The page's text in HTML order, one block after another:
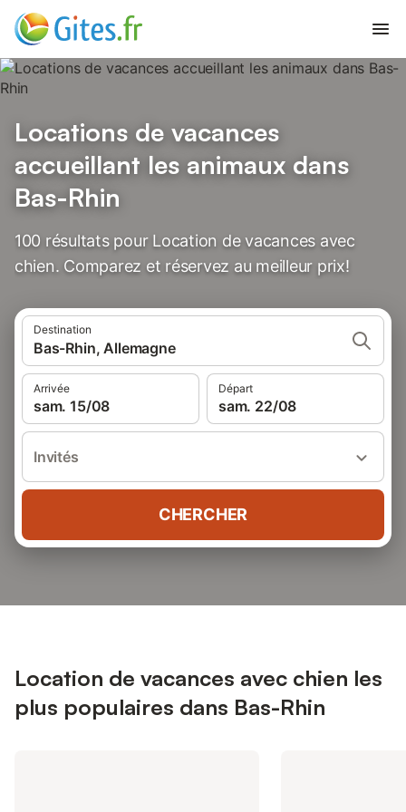
Locations de vacances
accueillant les animaux dans
Bas-Rhin
100 résultats pour Location de vacances avec
chien. Comparez et réservez au meilleur prix!
Destination
Bas-Rhin, Allemagne
Arrivée
sam. 15/08
Départ
sam. 22/08
Invités
CHERCHER
Location de vacances avec chien les
plus populaires dans Bas-Rhin